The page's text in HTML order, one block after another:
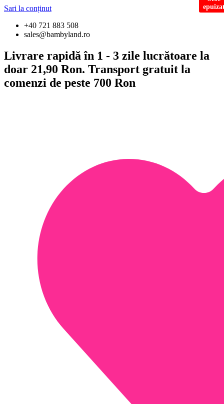
Sari la conținut
+40 721 883 508
sales@bambyland.ro
Livrare rapidă în 1 - 3 zile lucrătoare la
doar 21,90 Ron. Transport gratuit la
comenzi de peste 700 Ron